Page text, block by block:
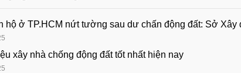
hộ ở TP.HCM nứt tường sau dư chấn động đất: Sở Xây
xây nhà chống động đất tốt nhất hiện nay